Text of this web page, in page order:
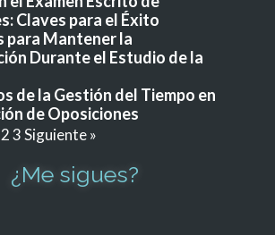
Claves para el Éxito
para Mantener la
Durante el Estudio de la
de la Gestión del Tiempo en
de Oposiciones
23Siguiente »
¿Me sigues?